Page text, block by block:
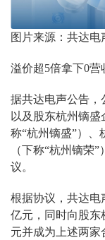
图片来源：共达电
溢价超5倍拿下0营
据共达电声公告，
以及股东杭州镝
称“杭州镝盛”）、
（下称“杭州镝荣
议。
根据协议，共达电
亿元，同时向股东
元并成为上述两家